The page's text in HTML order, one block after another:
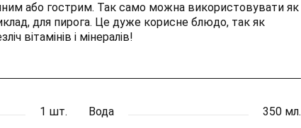
або гострим. Так само можна використовувати як
для пирога. Це дуже корисне блюдо, так як
вітамінів і мінералів!
1 шт. Вода
350 мл.